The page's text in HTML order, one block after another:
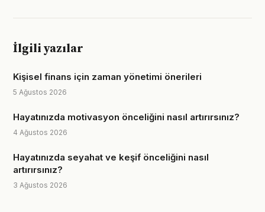
İlgili yazılar
Kişisel finans için zaman yönetimi önerileri
5 Ağustos 2026
Hayatınızda motivasyon önceliğini nasıl artırırsınız?
4 Ağustos 2026
Hayatınızda seyahat ve keşif önceliğini nasıl
artırırsınız?
3 Ağustos 2026